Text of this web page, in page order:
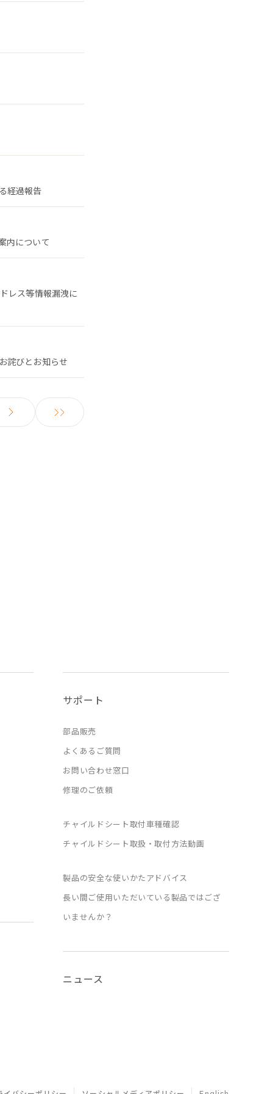
経過報告
内について
レス等情報漏洩に
詫びとお知らせ
サポート
部品販売
よくあるご質問
お問い合わせ窓口
修理のご依頼
チャイルドシート取付車種確認
チャイルドシート取扱・取付方法動画
製品の安全な使いかたアドバイス
長い間ご使用いただいている製品ではござ
いませんか？
ニュース